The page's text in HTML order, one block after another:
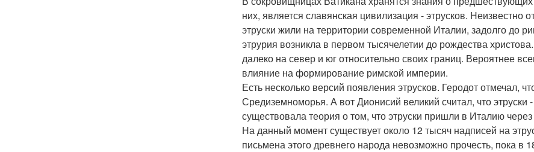
них, является славянская цивилизация - этрусков. Неизвестно
этруски жили на территории современной Италии, задолго до
этрурия возникла в первом тысячелетии до рождества
далеко на север и юг относительно своих границ. Вероятнее
влияние на формирование римской империи.
Есть несколько версий появления этрусков. Геродот отмечал,
Средиземноморья. А вот Дионисий великий считал, что
существовала теория о том, что этруски пришли в Италию
На данный момент существует около 12 тысяч надписей на
письмена этого древнего народа невозможно прочесть, пока в